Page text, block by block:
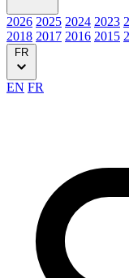
2026 2025 2024 2023
2018 2017 2016 2015
FR
EN FR